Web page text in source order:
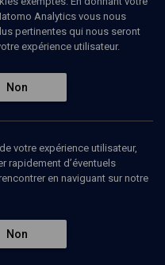
rédaction
Analytics vous nous
pertinentes qui nous seront
expérience utilisateur.
Non
votre expérience utilisateur,
rapidement d’éventuels
en naviguant sur notre
Non